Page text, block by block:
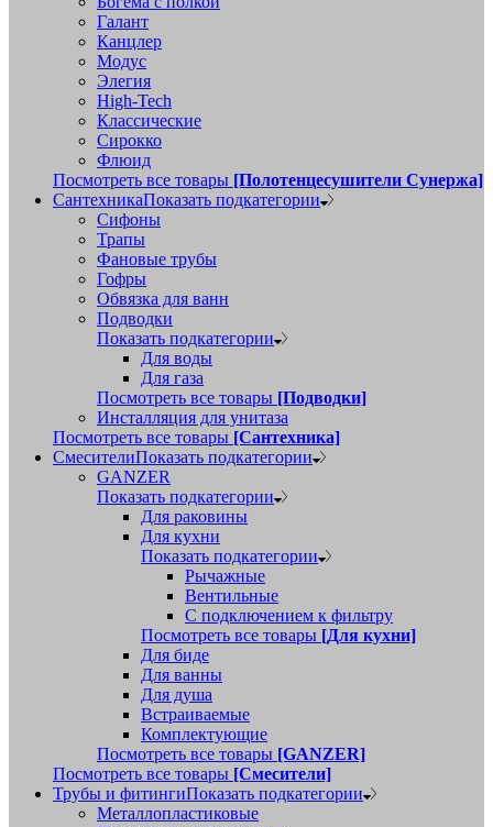
Галант
Канцлер
Модус
Элегия
High-Tech
Классические
Сирокко
Флюид
Посмотреть все товары [Полотенцесушители Сунержа]
СантехникаПоказать подкатегории
Сифоны
Трапы
Фановые трубы
Гофры
Обвязка для ванн
Подводки
Показать подкатегории
Для воды
Для газа
Посмотреть все товары [Подводки]
Инсталляция для унитаза
Посмотреть все товары [Сантехника]
СмесителиПоказать подкатегории
GANZER
Показать подкатегории
Для раковины
Для кухни
Показать подкатегории
Рычажные
Вентильные
С подключением к фильтру
Посмотреть все товары [Для кухни]
Для биде
Для ванны
Для душа
Встраиваемые
Комплектующие
Посмотреть все товары [GANZER]
Посмотреть все товары [Смесители]
Трубы и фитингиПоказать подкатегории
Металлопластиковые